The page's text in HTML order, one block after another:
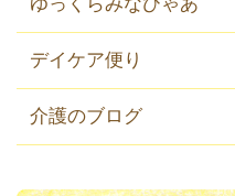
デイケア便り
介護のブログ